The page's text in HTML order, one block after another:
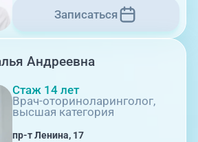
Записаться
Андреевна
Стаж 14 лет
Врач-оториноларинголог,
высшая категория
пр-т Ленина, 17